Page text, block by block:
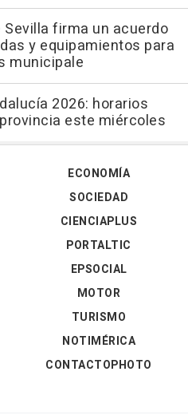
Sevilla firma un acuerdo
y equipamientos para
municipale
2026: horarios
este miércoles
ECONOMÍA
SOCIEDAD
CIENCIAPLUS
PORTALTIC
EPSOCIAL
MOTOR
TURISMO
NOTIMÉRICA
CONTACTOPHOTO